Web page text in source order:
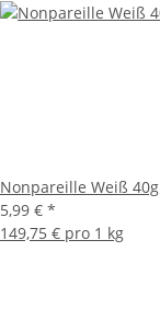
Nonpareille Weiß 40g
5,99 € *
149,75 € pro 1 kg